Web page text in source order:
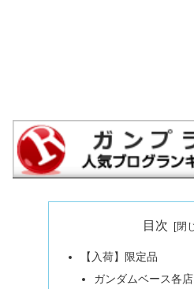
目次
【入荷】限定品
ガンダムベース各店